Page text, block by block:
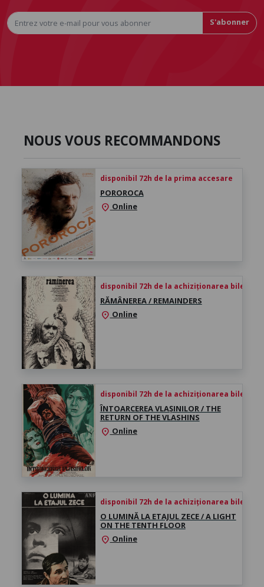
S'abonner
NOUS VOUS RECOMMANDONS
disponibil 72h de la prima accesare
POROROCA
location_on Online
disponibil 72h de la achiziționarea biletului
RĂMÂNEREA / REMAINDERS
location_on Online
disponibil 72h de la achiziționarea biletului
ÎNTOARCEREA VLAȘINILOR / THE
RETURN OF THE VLASHINS
location_on Online
disponibil 72h de la achiziționarea biletului
O LUMINĂ LA ETAJUL ZECE / A LIGHT
ON THE TENTH FLOOR
location_on Online